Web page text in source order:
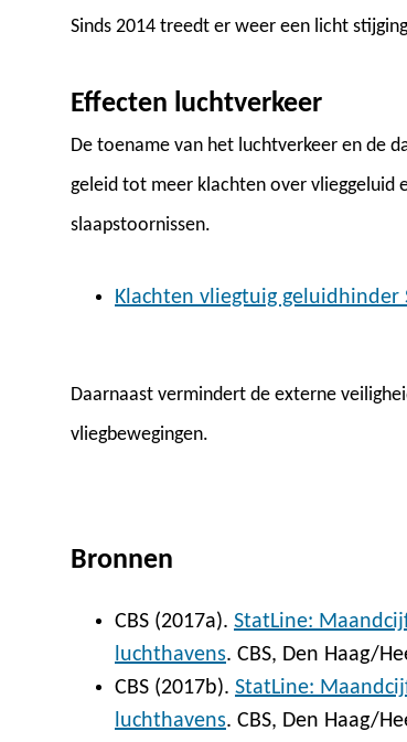
Sinds 2014 treedt er weer een licht
Effecten luchtverkeer
De toename van het luchtverkeer en de
geleid tot meer klachten over vlieggeluid
slaapstoornissen.
Klachten vliegtuig geluidhinder
Daarnaast vermindert de externe
vliegbewegingen.
Bronnen
CBS (2017a). StatLine:
luchthavens. CBS, Den Haag/
CBS (2017b). StatLine:
luchthavens. CBS, Den Haag/